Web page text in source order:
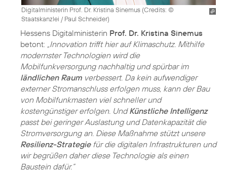
Digitalministerin Prof. Dr. Kristina Sinemus (Credits: ©
Staatskanzlei / Paul Schneider)
Hessens Digitalministerin Prof. Dr. Kristina Sinemus
betont: „Innovation trifft hier auf Klimaschutz. Mithilfe
modernster Technologien wird die
Mobilfunkversorgung nachhaltig und spürbar im
ländlichen Raum verbessert. Da kein aufwendiger
externer Stromanschluss erfolgen muss, kann der Bau
von Mobilfunkmasten viel schneller und
kostengünstiger erfolgen. UndKünstliche Intelligenz
passt bei geringer Auslastung und Datenkapazität die
Stromversorgung an. Diese Maßnahme stützt unsere
Resilienz-Strategiefür die digitalen Infrastrukturen und
wir begrüßen daher diese Technologie als einen
Baustein dafür.“